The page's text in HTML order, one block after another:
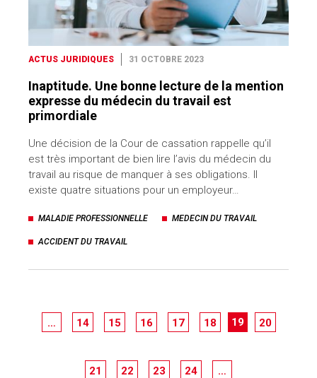
ACTUS JURIDIQUES 31 OCTOBRE 2023
Inaptitude. Une bonne lecture de la mention
expresse du médecin du travail est
primordiale
Une décision de la Cour de cassation rappelle qu’il
est très important de bien lire l’avis du médecin du
travail au risque de manquer à ses obligations. Il
existe quatre situations pour un employeur…
MALADIE PROFESSIONNELLE MEDECIN DU TRAVAIL
ACCIDENT DU TRAVAIL
… 14 15 16 17 18 19 20
21 22 23 24 …